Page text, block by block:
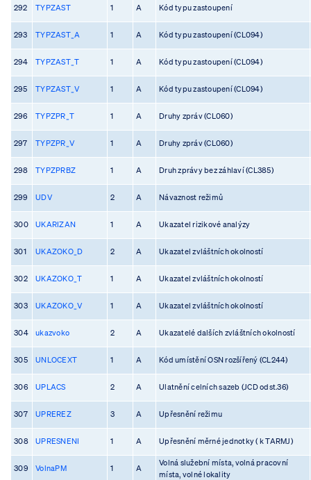
292 TYPZAST 1 A Kód typu zastoupení
293 TYPZAST_A 1 A Kód typu zastoupení (CL094)
294 TYPZAST_T 1 A Kód typu zastoupení (CL094)
295 TYPZAST_V 1 A Kód typu zastoupení (CL094)
296 TYPZPR_T 1 A Druhy zpráv (CL060)
297 TYPZPR_V 1 A Druhy zpráv (CL060)
298 TYPZPRBZ 1 A Druh zprávy bez záhlaví (CL385)
299 UDV 2 A Návaznost režimů
300 UKARIZAN 1 A Ukazatel rizikové analýzy
301 UKAZOKO_D 2 A Ukazatel zvláštních okolností
302 UKAZOKO_T 1 A Ukazatel zvláštních okolností
303 UKAZOKO_V 1 A Ukazatel zvláštních okolností
304 ukazvoko 2 A Ukazatelé dalších zvláštních okolností
305 UNLOCEXT 1 A Kód umístění OSN rozšířený (CL244)
306 UPLACS 2 A Ulatnění celních sazeb (JCD odst.36)
307 UPREREZ 3 A Upřesnění režimu
308 UPRESNENI 1 A Upřesnění měrné jednotky ( k TARMJ)
309 VolnaPM 1 A
Volná služební místa, volná pracovní
místa, volné lokality